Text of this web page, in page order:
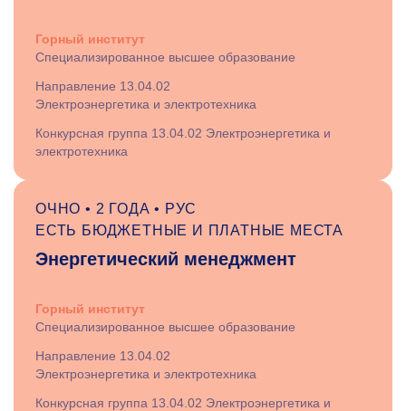
Горный институт
Специализированное высшее образование
Направление 13.04.02
Электроэнергетика и электротехника
Конкурсная группа 13.04.02 Электроэнергетика и
электротехника
ОЧНО • 2 ГОДА • РУС
ЕСТЬ БЮДЖЕТНЫЕ И ПЛАТНЫЕ МЕСТА
Энергетический менеджмент
Горный институт
Специализированное высшее образование
Направление 13.04.02
Электроэнергетика и электротехника
Конкурсная группа 13.04.02 Электроэнергетика и